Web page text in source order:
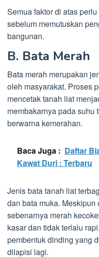
Semua faktor di atas
sebelum memutuskan
bangunan.
B. Bata Merah
Bata merah merupakan
oleh masyarakat. Proses
mencetak tanah liat
membakarnya pada suhu
berwarna kemerahan.
Baca Juga : Daftar
Kawat Duri : Terbaru
Jenis bata tanah liat
dan bata muka.
sebenarnya merah
kasar dan tidak terlalu
pembentuk dinding yang
dilapisi lagi.